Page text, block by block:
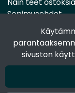
sivuston
Näin teet
Sopimusehdot
Toimitustavat
Maksutavat
Tietosuojaseloste
Seuraa